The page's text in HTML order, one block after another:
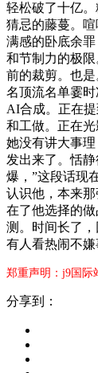
轻松破了十亿
猜忌的藤蔓。
满感的卧底余
和节制力的极
前的裁剪。也
名顶流名单霎
AI合成。正在
和工做。正在
她没有讲大事
发出来了。恬
爆，”这段话现
认识他，本来
在了他选择的
测。时间长了
有人看热闹不
郑重声明：j9国际
分享到：